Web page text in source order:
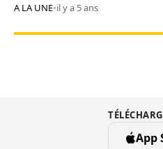
A LA UNE•il y a 5 ans
App